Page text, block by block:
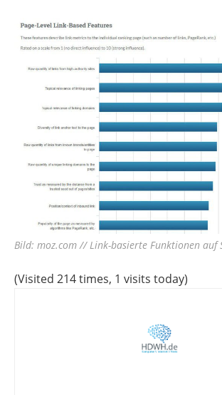
Bild: moz.com // Link-basierte Funktionen auf
(Visited 214 times, 1 visits today)